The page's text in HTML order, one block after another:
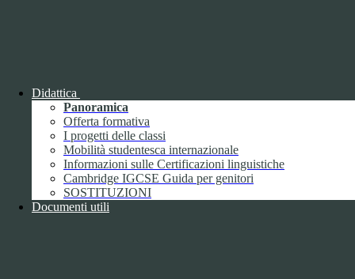
Didattica
Panoramica
Offerta formativa
I progetti delle classi
Mobilità studentesca internazionale
Informazioni sulle Certificazioni linguistiche
Cambridge IGCSE Guida per genitori
SOSTITUZIONI
Documenti utili